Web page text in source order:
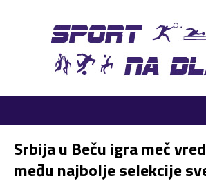
Srbija u Beču igra meč
među najbolje selekcije